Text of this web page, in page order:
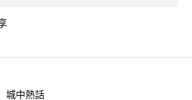
城中熱話